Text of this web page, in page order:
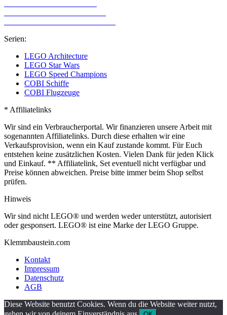
Serien:
LEGO Architecture
LEGO Star Wars
LEGO Speed Champions
COBI Schiffe
COBI Flugzeuge
* Affiliatelinks
Wir sind ein Verbraucherportal. Wir finanzieren unsere Arbeit mit
sogenannten Affiliatelinks. Durch diese erhalten wir eine
Verkaufsprovision, wenn ein Kauf zustande kommt. Für Euch
entstehen keine zusätzlichen Kosten. Vielen Dank für jeden Klick
und Einkauf. ** Affiliatelink, Set eventuell nicht verfügbar und
Preise können abweichen. Preise bitte immer beim Shop selbst
prüfen.
Hinweis
Wir sind nicht LEGO® und werden weder unterstützt, autorisiert
oder gesponsert. LEGO® ist eine Marke der LEGO Gruppe.
Klemmbaustein.com
Kontakt
Impressum
Datenschutz
AGB
Diese Website benutzt Cookies. Wenn du die Website weiter nutzt,